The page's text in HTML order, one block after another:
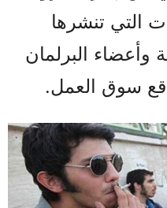
التي تنشرها
وأعضاء البرلمان
سوق العمل.